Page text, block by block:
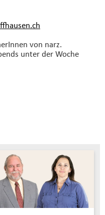
ch
von narz.
unter der Woche